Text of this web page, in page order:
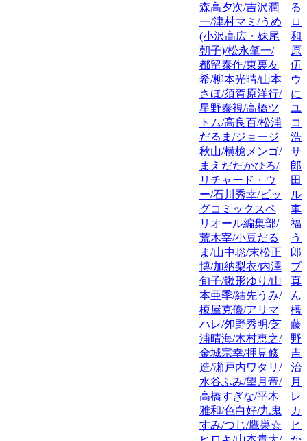
森高夕次/吉沢潤
一/津村マミ/うめ
(小沢高広・妹尾
朝子)/松永肇一/
都留泰作/東裏友
希/柳本光晴/山本
さほ/須賀原洋行/
星野泰視/高橋ツ
トム/高良百/松浦
だるま/ジョージ
秋山/横槍メンゴ/
まえだたかひろ/
リチャード・ウ
ー/石川秀幸/ビッ
グコミックスペ
リオール編集部/
荒木宰/小豆だる
ま/山中聡/末松正
博/加納梨衣/内澤
旬子/鍬形ゆり/山
本亜季/結先うみ/
榎屋克優/アリマ
ハレ/夘野秀明/芝
浦晴海/木村恵之/
金城宗幸/押見修
造/瀬戸内ワタリ/
水谷ふみ/望月帝/
高橋すぎな/平木
雅和/色白好/九鬼
すみ/つじ/鷹巣☆
る
ロ
和
原
伍/
ウ
に
ユ
コ
浩
サ
郎
田
ル
車/
福
う
郎
ブ
真
ん
橋
藤
野
吉
治/
月
レ
カ
ヒ